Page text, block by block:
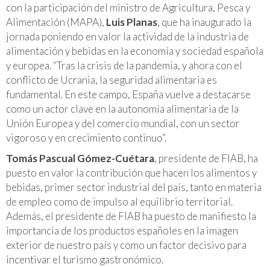
con la participación del ministro de Agricultura, Pesca y
Alimentación (MAPA), Luis Planas, que ha inaugurado la
jornada poniendo en valor la actividad de la industria de
alimentación y bebidas en la economía y sociedad española
y europea. “Tras la crisis de la pandemia, y ahora con el
conflicto de Ucrania, la seguridad alimentaria es
fundamental. En este campo, España vuelve a destacarse
como un actor clave en la autonomía alimentaria de la
Unión Europea y del comercio mundial, con un sector
vigoroso y en crecimiento continuo”.
Tomás Pascual Gómez-Cuétara, presidente de FIAB, ha
puesto en valor la contribución que hacen los alimentos y
bebidas, primer sector industrial del país, tanto en materia
de empleo como de impulso al equilibrio territorial.
Además, el presidente de FIAB ha puesto de manifiesto la
importancia de los productos españoles en la imagen
exterior de nuestro país y como un factor decisivo para
incentivar el turismo gastronómico.